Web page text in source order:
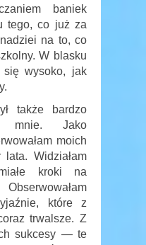
baniek
tego, co już za
na to, co
W blasku
się wysoko, jak
także bardzo
mnie. Jako
moich
Widziałam
kroki na
które z
trwalsze. Z
sukcesy — te